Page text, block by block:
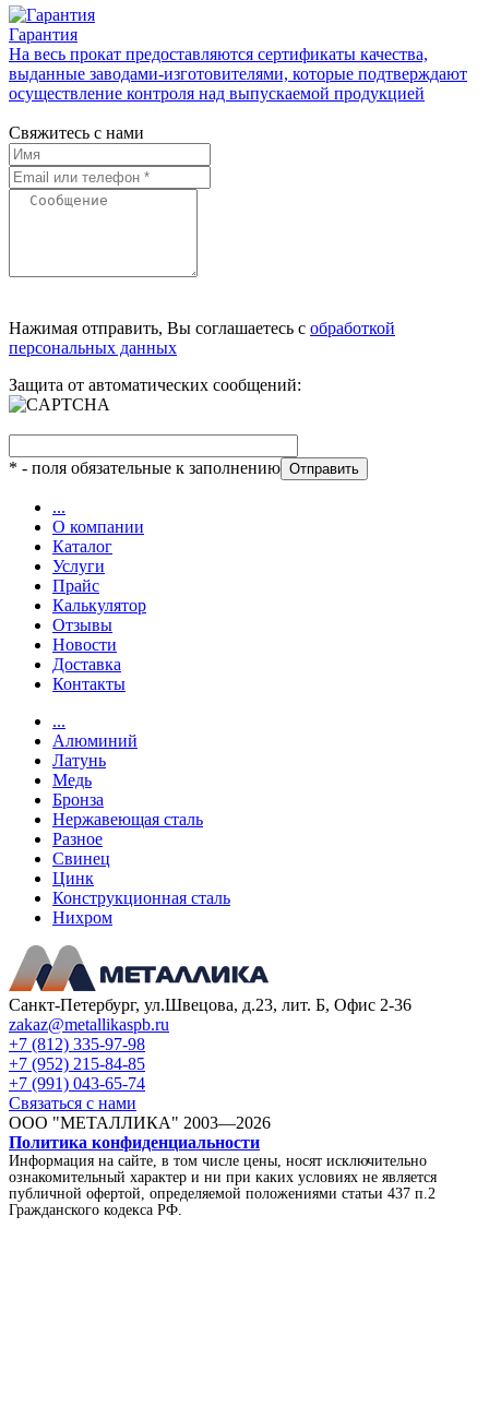
Гарантия
На весь прокат предоставляются сертификаты качества,
выданные заводами-изготовителями, которые подтверждают
осуществление контроля над выпускаемой продукцией
Свяжитесь с нами
Нажимая отправить, Вы соглашаетесь с обработкой
персональных данных
Защита от автоматических сообщений:
* - поля обязательные к заполнению
...
О компании
Каталог
Услуги
Прайс
Калькулятор
Отзывы
Новости
Доставка
Контакты
...
Алюминий
Латунь
Медь
Бронза
Нержавеющая сталь
Разное
Свинец
Цинк
Конструкционная сталь
Нихром
Санкт-Петербург, ул.Швецова, д.23, лит. Б, Офис 2-36
zakaz@metallikaspb.ru
+7 (812) 335-97-98
+7 (952) 215-84-85
+7 (991) 043-65-74
Связаться с нами
ООО "МЕТАЛЛИКА" 2003—2026
Политика конфиденциальности
Информация на сайте, в том числе цены, носят исключительно
ознакомительный характер и ни при каких условиях не является
публичной офертой, определяемой положениями статьи 437 п.2
Гражданского кодекса РФ.